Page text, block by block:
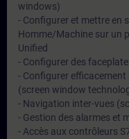
windows)
- Configurer et mettre en
Homme/Machine sur un
Unified
- Configurer des
- Configurer
(screen window
- Navigation inter-vues
- Gestion des alarmes et
- Accès aux contrôleurs